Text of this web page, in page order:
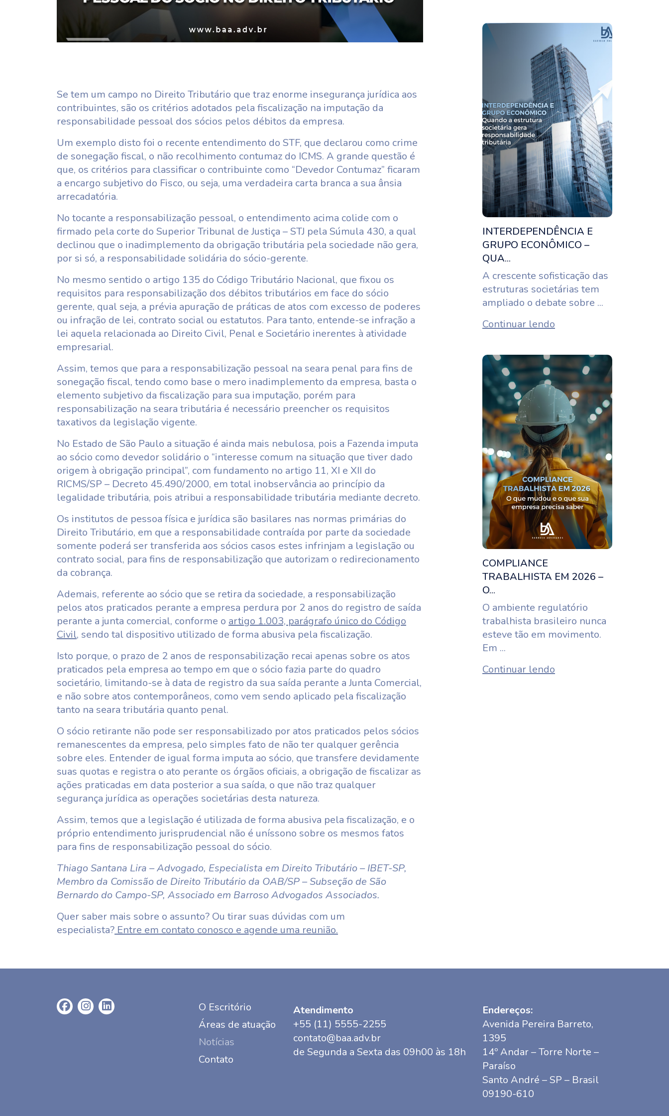
Se tem um campo no Direito Tributário que traz enorme insegurança jurídica aos
contribuintes, são os critérios adotados pela fiscalização na imputação da
responsabilidade pessoal dos sócios pelos débitos da empresa.
Um exemplo disto foi o recente entendimento do STF, que declarou como crime
de sonegação fiscal, o não recolhimento contumaz do ICMS. A grande questão é
que, os critérios para classificar o contribuinte como “Devedor Contumaz” ficaram
a encargo subjetivo do Fisco, ou seja, uma verdadeira carta branca a sua ânsia
arrecadatória.
No tocante a responsabilização pessoal, o entendimento acima colide com o
firmado pela corte do Superior Tribunal de Justiça – STJ pela Súmula 430, a qual
declinou que o inadimplemento da obrigação tributária pela sociedade não gera,
por si só, a responsabilidade solidária do sócio-gerente.
No mesmo sentido o artigo 135 do Código Tributário Nacional, que fixou os
requisitos para responsabilização dos débitos tributários em face do sócio
gerente, qual seja, a prévia apuração de práticas de atos com excesso de poderes
ou infração de lei, contrato social ou estatutos. Para tanto, entende-se infração a
lei aquela relacionada ao Direito Civil, Penal e Societário inerentes à atividade
empresarial.
Assim, temos que para a responsabilização pessoal na seara penal para fins de
sonegação fiscal, tendo como base o mero inadimplemento da empresa, basta o
elemento subjetivo da fiscalização para sua imputação, porém para
responsabilização na seara tributária é necessário preencher os requisitos
taxativos da legislação vigente.
No Estado de São Paulo a situação é ainda mais nebulosa, pois a Fazenda imputa
ao sócio como devedor solidário o “interesse comum na situação que tiver dado
origem à obrigação principal”, com fundamento no artigo 11, XI e XII do
RICMS/SP – Decreto 45.490/2000, em total inobservância ao princípio da
legalidade tributária, pois atribui a responsabilidade tributária mediante decreto.
Os institutos de pessoa física e jurídica são basilares nas normas primárias do
Direito Tributário, em que a responsabilidade contraída por parte da sociedade
somente poderá ser transferida aos sócios casos estes infrinjam a legislação ou
contrato social, para fins de responsabilização que autorizam o redirecionamento
da cobrança.
Ademais, referente ao sócio que se retira da sociedade, a responsabilização
pelos atos praticados perante a empresa perdura por 2 anos do registro de saída
perante a junta comercial, conforme o artigo 1.003, parágrafo único do Código
Civil, sendo tal dispositivo utilizado de forma abusiva pela fiscalização.
Isto porque, o prazo de 2 anos de responsabilização recai apenas sobre os atos
praticados pela empresa ao tempo em que o sócio fazia parte do quadro
societário, limitando-se à data de registro da sua saída perante a Junta Comercial,
e não sobre atos contemporâneos, como vem sendo aplicado pela fiscalização
tanto na seara tributária quanto penal.
O sócio retirante não pode ser responsabilizado por atos praticados pelos sócios
remanescentes da empresa, pelo simples fato de não ter qualquer gerência
sobre eles. Entender de igual forma imputa ao sócio, que transfere devidamente
suas quotas e registra o ato perante os órgãos oficiais, a obrigação de fiscalizar as
ações praticadas em data posterior a sua saída, o que não traz qualquer
segurança jurídica as operações societárias desta natureza.
Assim, temos que a legislação é utilizada de forma abusiva pela fiscalização, e o
próprio entendimento jurisprudencial não é uníssono sobre os mesmos fatos
para fins de responsabilização pessoal do sócio.
Thiago Santana Lira – Advogado, Especialista em Direito Tributário – IBET-SP,
Membro da Comissão de Direito Tributário da OAB/SP – Subseção de São
Bernardo do Campo-SP, Associado em Barroso Advogados Associados.
Quer saber mais sobre o assunto? Ou tirar suas dúvidas com um
especialista? Entre em contato conosco e agende uma reunião.
INTERDEPENDÊNCIA E
GRUPO ECONÔMICO –
QUA...
A crescente sofisticação das
estruturas societárias tem
ampliado o debate sobre ...
Continuar lendo
COMPLIANCE
TRABALHISTA EM 2026 –
O...
O ambiente regulatório
trabalhista brasileiro nunca
esteve tão em movimento.
Em ...
Continuar lendo
O Escritório
Áreas de atuação
Notícias
Contato
Atendimento
+55 (11) 5555-2255
contato@baa.adv.br
de Segunda a Sexta das 09h00 às 18h
Endereços:
Avenida Pereira Barreto,
1395
14º Andar – Torre Norte –
Paraíso
Santo André – SP – Brasil
09190-610